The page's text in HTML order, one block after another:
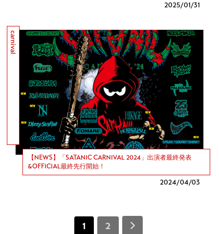
2025/01/31
【NEWS】「SATANIC CARNIVAL 2024」出演者最終発表
&OFFICIAL最終先行開始！
2024/04/03
carnival
1 2